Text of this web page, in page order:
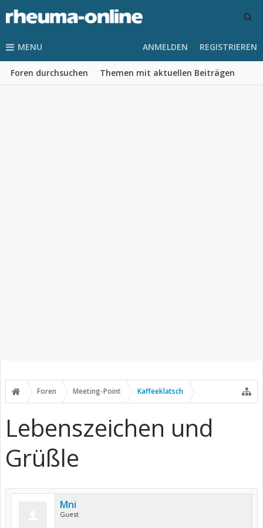
MENU
Foren durchsuchen Themen mit aktuellen Beiträgen
ANMELDEN REGISTRIEREN
Foren Meeting-Point Kaffeeklatsch
Lebenszeichen und
Grüßle
Mni
Guest